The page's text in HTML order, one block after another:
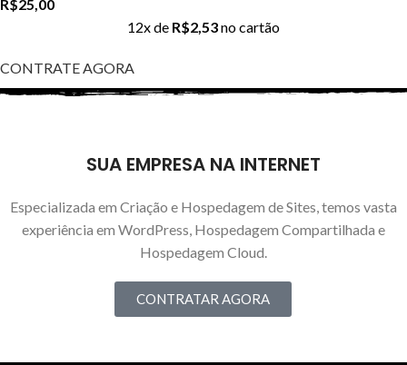
R$25,00
12x de R$2,53no cartão
CONTRATE AGORA
SUA EMPRESA NA INTERNET
Especializada em Criação e Hospedagem de Sites, temos vasta
experiência em WordPress, Hospedagem Compartilhada e
Hospedagem Cloud.
CONTRATAR AGORA